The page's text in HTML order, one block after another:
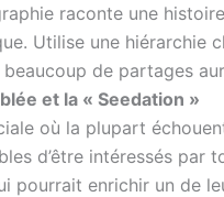
raconte une
Utilise une hiérarchie
de partages
et la « Seedation »
où la plupart
d’être intéressés
pourrait enrichir un de